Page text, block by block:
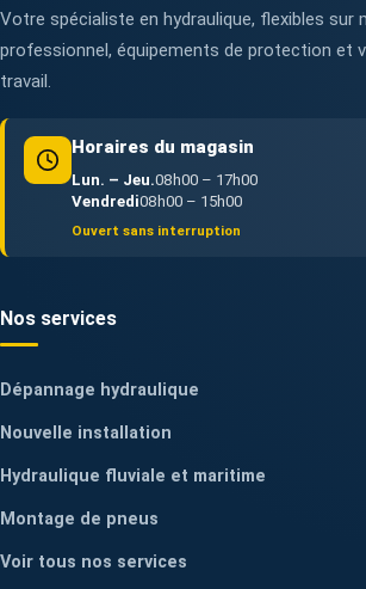
Votre spécialiste en hydraulique, flexibles sur
professionnel, équipements de protection et
travail.
Horaires du magasin
Lun. – Jeu.08h00 – 17h00
Vendredi08h00 – 15h00
Ouvert sans interruption
Nos services
Dépannage hydraulique
Nouvelle installation
Hydraulique fluviale et maritime
Montage de pneus
Voir tous nos services